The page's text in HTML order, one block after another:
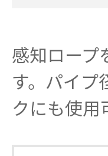
感知ロープ
す。パイプ
クにも使用